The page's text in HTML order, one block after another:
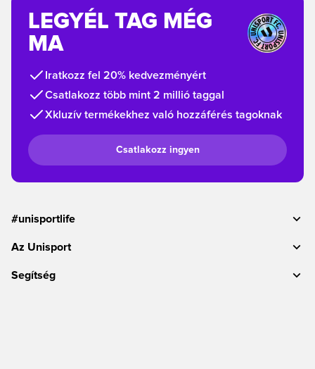
LEGYÉL TAG MÉG
MA
Iratkozz fel 20% kedvezményért
Csatlakozz több mint 2 millió taggal
Xkluzív termékekhez való hozzáférés tagoknak
Csatlakozz ingyen
#unisportlife
Az Unisport
Segítség